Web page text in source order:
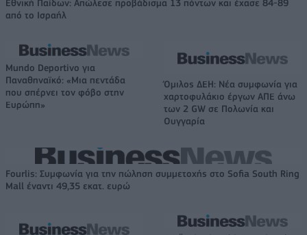
Εθνική Παίδων: Απώλεσε προβάδισμα 13 πόντων και έχασε 84-89
από το Ισραήλ
Mundo Deportivo για
Παναθηναϊκό: «Μια πεντάδα
που σπέρνει τον φόβο στην
Ευρώπη»
Όμιλος ΔΕΗ: Νέα συμφωνία για
χαρτοφυλάκιο έργων ΑΠΕ άνω
των 2 GW σε Πολωνία και
Ουγγαρία
Fourlis: Συμφωνία για την πώληση συμμετοχής στο Sofia South Ring
Mall έναντι 49,35 εκατ. ευρώ